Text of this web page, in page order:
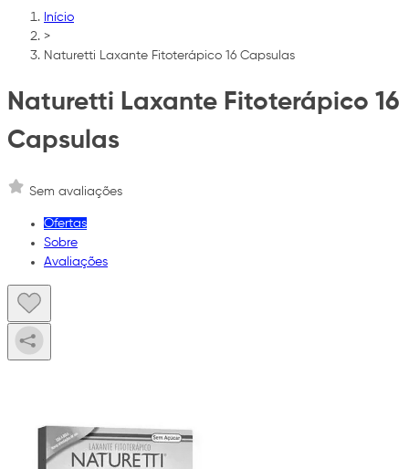
Início
>
Naturetti Laxante Fitoterápico 16 Capsulas
Naturetti Laxante Fitoterápico 16
Capsulas
Sem avaliações
Ofertas
Sobre
Avaliações